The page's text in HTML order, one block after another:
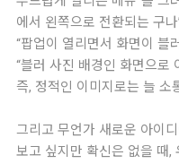
에서 왼쪽으로 전환되는 구
“팝업이 열리면서 화면이 블
“블러 사진 배경인 화면으로
즉, 정적인 이미지로는 늘 소
그리고 무언가 새로운 아이
보고 싶지만 확신은 없을 때,